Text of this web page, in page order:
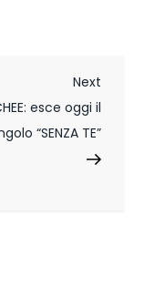
Next
Post
Next
esce oggi il
“SENZA TE”